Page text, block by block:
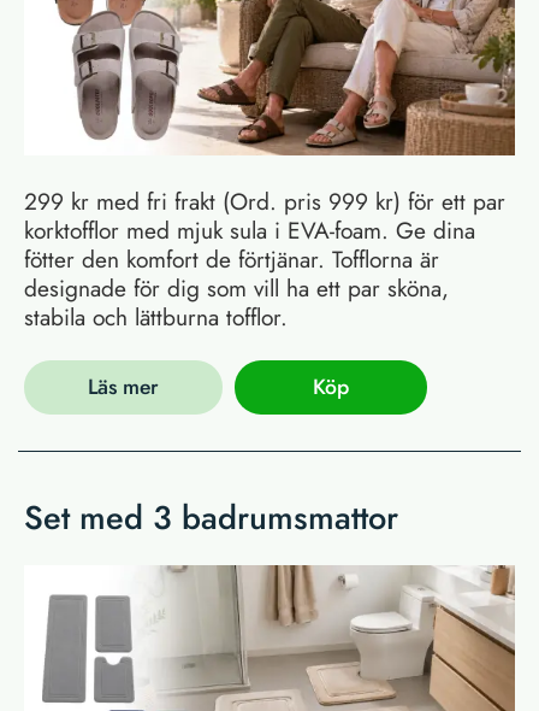
299 kr med fri frakt (Ord. pris 999 kr) för ett par
korktofflor med mjuk sula i EVA-foam. Ge dina
fötter den komfort de förtjänar. Tofflorna är
designade för dig som vill ha ett par sköna,
stabila och lättburna tofflor.
Läs mer Köp
Set med 3 badrumsmattor